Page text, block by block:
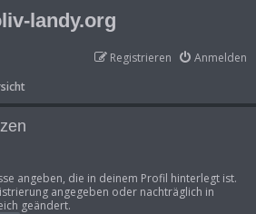
landy.org
Anmelden
Registrieren
angeben, die in deinem Profil hinterlegt ist.
angegeben oder nachträglich in
geändert.